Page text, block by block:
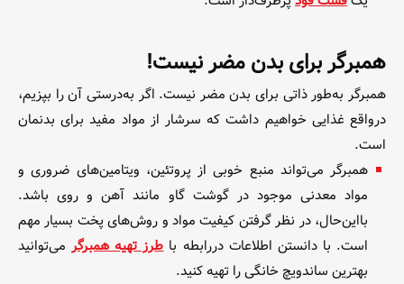
همبرگر برای بدن مضر نیست!
همبرگر به‌طور ذاتی برای بدن مضر نیست. اگر به‌درستی آن را بپزیم،
درواقع غذایی خواهیم داشت که سرشار از مواد مفید برای بدنمان
است.
همبرگر می‌تواند منبع خوبی از پروتئین، ویتامین‌های ضروری و
مواد معدنی موجود در گوشت گاو مانند آهن و روی باشد.
با‌این‌حال، در نظر گرفتن کیفیت مواد و روش‌های پخت بسیار مهم
است. با دانستن اطلاعات در‌رابطه‌ باطرز تهیه همبرگرمی‌توانید
بهترین ساندویچ خانگی را تهیه کنید.